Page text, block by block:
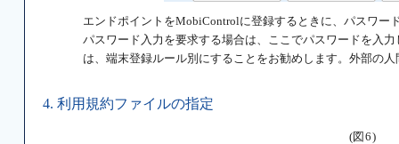
エンドポイントをMobiControlに登録するときに、パスワ
パスワード入力を要求する場合は、ここでパスワードを入
は、端末登録ルール別にすることをお勧めします。外部の
4. 利用規約ファイルの指定
(図6)